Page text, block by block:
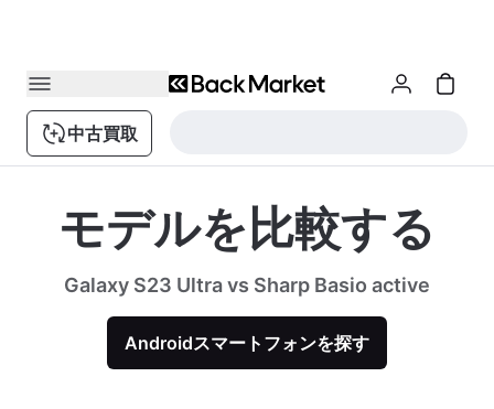
中古買取
モデルを比較する
Galaxy S23 Ultra vs Sharp Basio active
Androidスマートフォンを探す